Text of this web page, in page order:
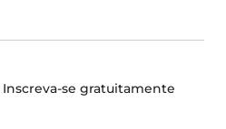
Inscreva-se gratuitamente